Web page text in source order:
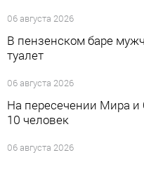
06 августа 2026
В пензенском баре
туалет
06 августа 2026
На пересечении Мира
10 человек
06 августа 2026